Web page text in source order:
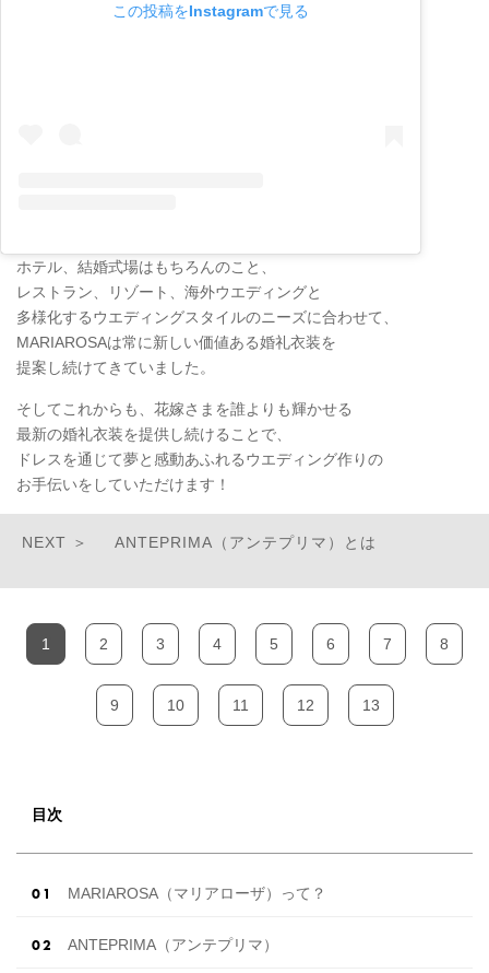
この投稿をInstagramで見る
ホテル、結婚式場はもちろんのこと、
レストラン、リゾート、海外ウエディングと
多様化するウエディングスタイルのニーズに合わせて、
MARIAROSAは常に新しい価値ある婚礼衣装を
提案し続けてきていました。
そしてこれからも、花嫁さまを誰よりも輝かせる
最新の婚礼衣装を提供し続けることで、
ドレスを通じて夢と感動あふれるウエディング作りの
お手伝いをしていただけます！
ANTEPRIMA（アンテプリマ）とは
1 2 3 4 5 6 7 8
9 10 11 12 13
目次
MARIAROSA（マリアローザ）って？
ANTEPRIMA（アンテプリマ）